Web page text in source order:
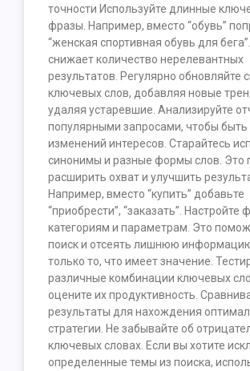
точности Используйте длинные
фразы. Например, вместо “обувь”
“женская спортивная обувь для
снижает количество нерелевантных
результатов. Регулярно обновляйте
ключевых слов, добавляя новые
удаляя устаревшие. Анализируйте
популярными запросами, чтобы быть
изменений интересов. Старайтесь
синонимы и разные формы слов. Это
расширить охват и улучшить
Например, вместо “купить” добавьте
“приобрести”, “заказать”. Настройте
категориям и параметрам. Это
поиск и отсеять лишнюю
только то, что имеет значение.
различные комбинации ключевых
оцените их продуктивность.
результаты для нахождения
стратегии. Не забывайте об
ключевых словах. Если вы хотите
определенные темы из поиска,